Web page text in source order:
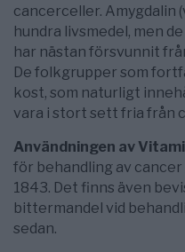
cancerceller. Amygdalin
hundra livsmedel, men
har nästan försvunnit
De folkgrupper som
kost, som naturligt
vara i stort sett fria från
Användningen av
för behandling av
1843. Det finns även
bittermandel vid
sedan.